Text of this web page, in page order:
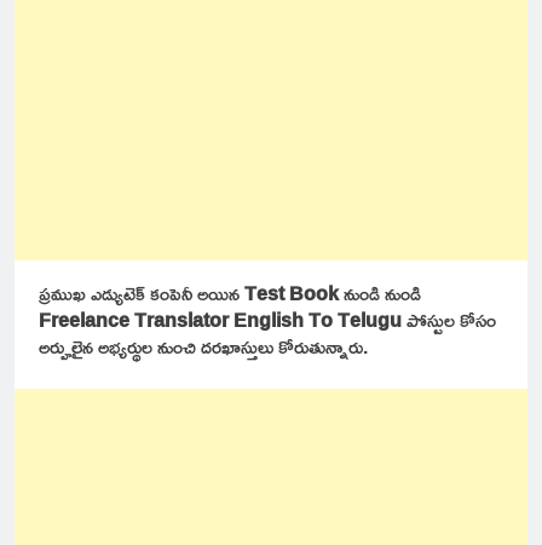
ప్రముఖ ఎడ్యుటెక్ కంపెనీ అయినTest Bookనుండి నుండి
Freelance Translator English To Teluguపోస్టుల కోసం
అర్హులైన అభ్యర్థుల నుంచి దరఖాస్తులు కోరుతున్నారు.